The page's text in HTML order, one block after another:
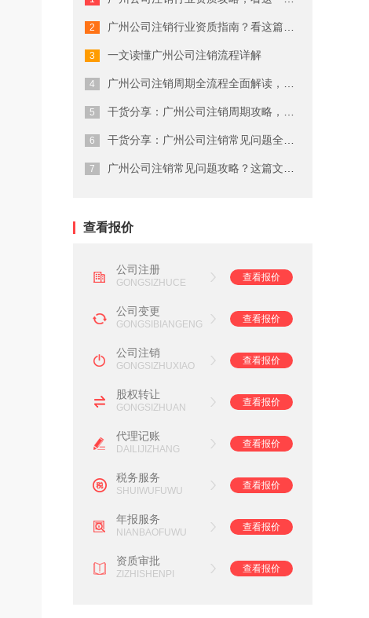
广州商标注册费用有哪些
广州代理公司注册注意事项
在广州注册商标的流程及费用
广州劳务派遣资质申请流程
广州营业执照注销流程
广州会计代理记账公司
广州公司注销行业资质指南？看这篇就够...
一文读懂广州公司注销流程详解
广州公司注销周期全流程全面解读，终于...
干货分享：广州公司注销周期攻略，建议...
干货分享：广州公司注销常见问题全流程...
广州公司注销常见问题攻略？这篇文章说...
查看报价
公司注册
GONGSIZHUCE
查看报价
公司变更
GONGSIBIANGENG
查看报价
公司注销
GONGSIZHUXIAO
查看报价
股权转让
GONGSIZHUAN
查看报价
代理记账
DAILIJIZHANG
查看报价
税务服务
SHUIWUFUWU
查看报价
年报服务
NIANBAOFUWU
查看报价
资质审批
ZIZHISHENPI
查看报价